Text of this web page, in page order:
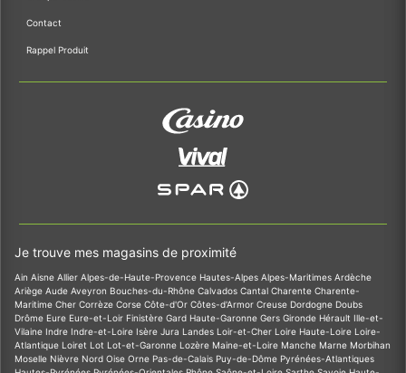
Contact
Rappel Produit
Je trouve mes magasins de proximité
Ain Aisne Allier Alpes-de-Haute-Provence Hautes-Alpes Alpes-Maritimes Ardèche
Ariège Aude Aveyron Bouches-du-Rhône Calvados Cantal Charente Charente-
Maritime Cher Corrèze Corse Côte-d'Or Côtes-d'Armor Creuse Dordogne Doubs
Drôme Eure Eure-et-Loir Finistère Gard Haute-Garonne Gers Gironde Hérault Ille-et-
Vilaine Indre Indre-et-Loire Isère Jura Landes Loir-et-Cher Loire Haute-Loire Loire-
Atlantique Loiret Lot Lot-et-Garonne Lozère Maine-et-Loire Manche Marne Morbihan
Moselle Nièvre Nord Oise Orne Pas-de-Calais Puy-de-Dôme Pyrénées-Atlantiques